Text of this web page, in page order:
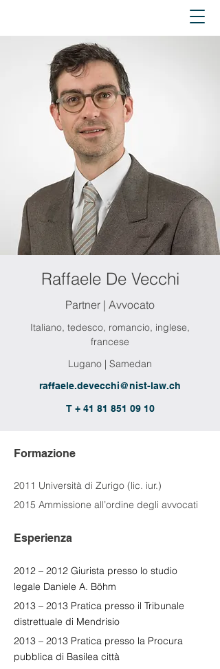
Raffaele De Vecchi
Partner | Avvocato
Italiano, tedesco, romancio, inglese,
francese
Lugano | Samedan
raffaele.devecchi@nist-law.ch
T + 41 81 851 09 10
Formazione
2011 Università di Zurigo (lic. iur.)
2015 Ammissione all’ordine degli avvocati
Esperienza
2012 – 2012 Giurista presso lo studio
legale Daniele A. Böhm
2013 – 2013 Pratica presso il Tribunale
distrettuale di Mendrisio
2013 – 2013 Pratica presso la Procura
pubblica di Basilea città